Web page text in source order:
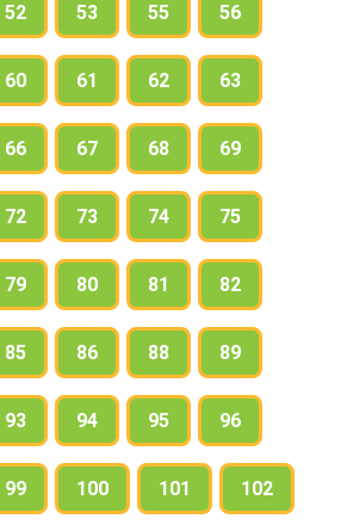
52 53 55 56
60 61 62 63
66 67 68 69
72 73 74 75
79 80 81 82
85 86 88 89
93 94 95 96
99 100 101 102